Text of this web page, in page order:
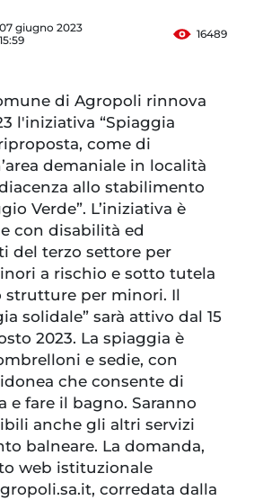
07 giugno 2023
15:59
16489
di Agropoli rinnova
l'iniziativa “Spiaggia
come di
demaniale in località
allo stabilimento
Verde”. L’iniziativa è
con disabilità ed
del terzo settore per
a rischio e sotto tutela
strutture per minori. Il
solidale” sarà attivo dal 15
2023. La spiaggia è
e sedie, con
che consente di
e fare il bagno. Saranno
anche gli altri servizi
balneare. La domanda,
web istituzionale
corredata dalla